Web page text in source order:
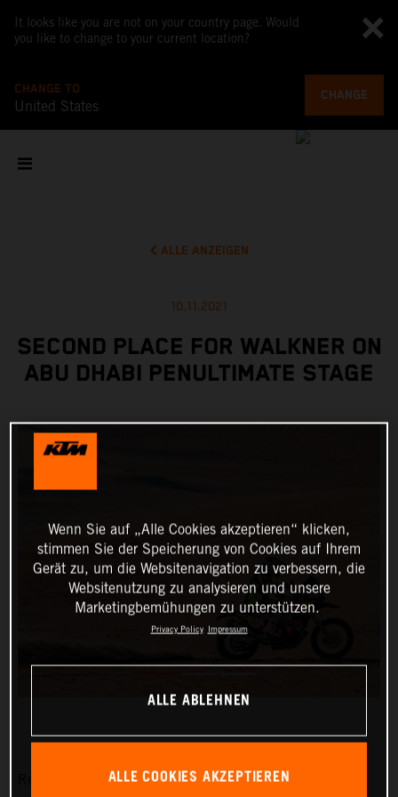
It looks like you are not on your country page. Would
you like to change to your current location?
CHANGE TO
United States
CHANGE
ALLE ANZEIGEN
10.11.2021
SECOND PLACE FOR WALKNER ON
ABU DHABI PENULTIMATE STAGE
Red Bull KTM Factory Racing’s Matthias Walkner has
Wenn Sie auf „Alle Cookies akzeptieren“ klicken,
stimmen Sie der Speicherung von Cookies auf Ihrem
Gerät zu, um die Websitenavigation zu verbessern, die
Websitenutzung zu analysieren und unsere
Marketingbemühungen zu unterstützen.
Privacy Policy Impressum
ALLE ABLEHNEN
ALLE COOKIES AKZEPTIEREN